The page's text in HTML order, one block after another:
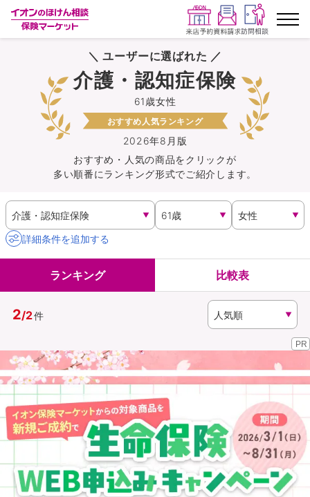
ランキングから探す
保険を比較する
保険会社から探す
イオンカード会員さま専用保険
キャンペーン一覧
イオングループ従業員さま向け
資料請求
（無料）
訪問相談
イオンカード会員さま専用保険
＼ ユーザーに選ばれた ／
2026年8月版
61歳女性
介護・認知症保険
おすすめ人気ランキング
おすすめ・人気の商品をクリックが
多い順番にランキング形式でご紹介します。
詳細条件を追加する
ランキング 比較表
2/2件
PR